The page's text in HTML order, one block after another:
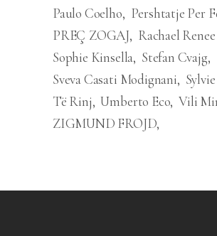
Paulo Coelho
Pershtatje Per
PREÇ ZOGAJ
Rachael
Sophie Kinsella Stefan Cvajg
Sveva Casati Modignani
Të Rinj Umberto Eco Vili
ZIGMUND FROJD